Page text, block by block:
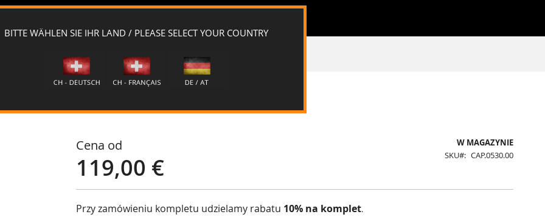
- FALL
Cena od
119,00 €
W MAGAZYNIE
SKU
CAP.0530.00
Przy zamówieniu kompletu udzielamy rabatu 10% na komplet.